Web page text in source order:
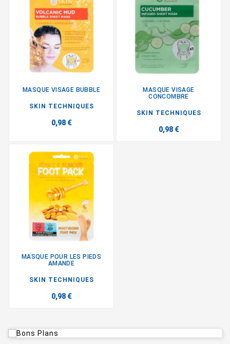
MASQUE VISAGE BUBBLE
SKIN TECHNIQUES
0,98 €
MASQUE VISAGE
CONCOMBRE
SKIN TECHNIQUES
0,98 €
MASQUE POUR LES PIEDS
AMANDE
SKIN TECHNIQUES
0,98 €